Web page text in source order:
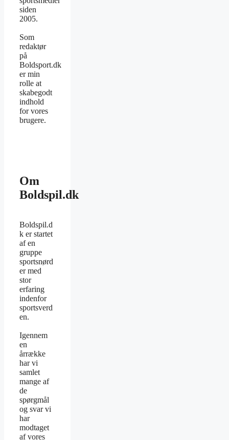
siden
2005.
Som
redaktør
på
Boldsport.dk
er min
rolle at
skabegodt
indhold
for vores
brugere.
Om
Boldspil.dk
Boldspil.d
k er startet
af en
gruppe
sportsnørd
er med
stor
erfaring
indenfor
sportsverd
en.
Igennem
en
årrække
har vi
samlet
mange af
de
spørgmål
og svar vi
har
modtaget
af vores